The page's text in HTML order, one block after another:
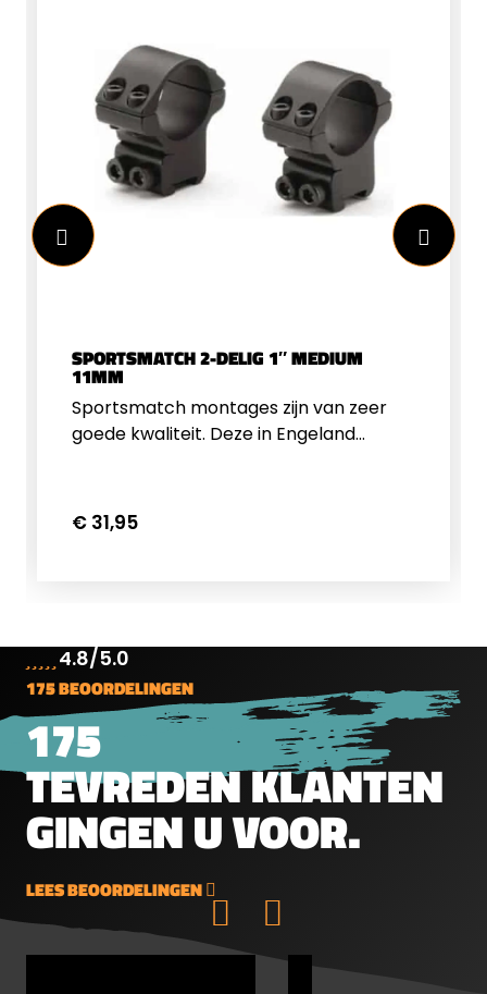
SPORTSMATCH 2-DELIG 1″ MEDIUM
11MM
Sportsmatch montages zijn van zeer
goede kwaliteit. Deze in Engeland
dovetail aansluitingVoor richtkijkers met
een objectief tot maximaal 44mm of
Neem dan contact op met onze
specialisten.
€ 31,95
4.8/5.0
175 BEOORDELINGEN
175
TEVREDEN KLANTEN
GINGEN U VOOR.
LEES BEOORDELINGEN